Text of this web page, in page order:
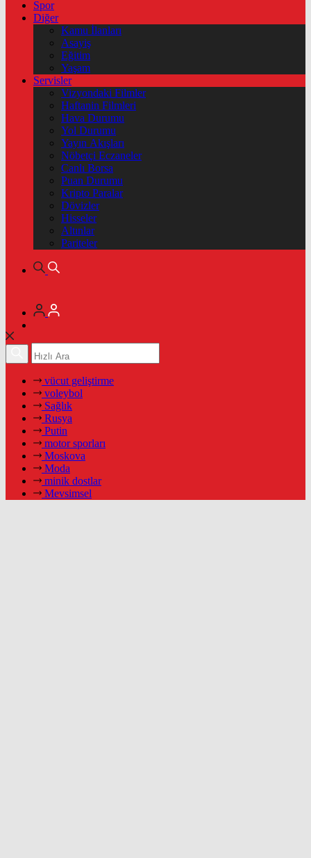
Spor
Diğer
Kamu İlanları
Asayiş
Eğitim
Yaşam
Servisler
Vizyondaki Filmler
Haftanin Filmleri
Hava Durumu
Yol Durumu
Yayın Akışları
Nöbetçi Eczaneler
Canlı Borsa
Puan Durumu
Kripto Paralar
Dövizler
Hisseler
Altınlar
Pariteler
vücut geliştirme
voleybol
Sağlık
Rusya
Putin
motor sporları
Moskova
Moda
minik dostlar
Mevsimsel